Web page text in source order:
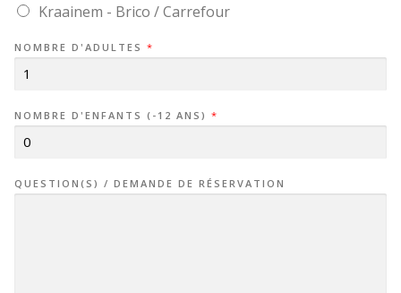
Kraainem - Brico / Carrefour
NOMBRE D'ADULTES *
NOMBRE D'ENFANTS (-12 ANS) *
QUESTION(S) / DEMANDE DE RÉSERVATION